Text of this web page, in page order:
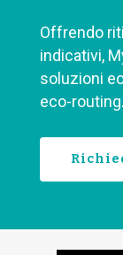
Offrendo
indicativi,
soluzioni
eco-routing.